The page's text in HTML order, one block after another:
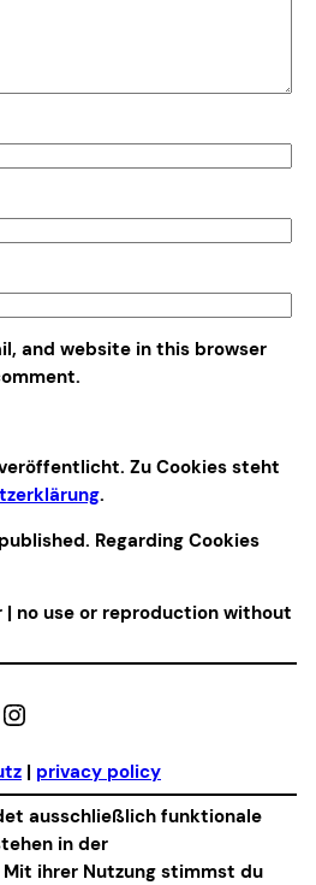
and website in this browser
Zu Cookies steht
.
Regarding Cookies
no use or reproduction without
Instagram
| privacy policy
ausschließlich funktionale
in der
Mit ihrer Nutzung stimmst du